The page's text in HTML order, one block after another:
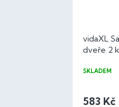
vidaXL
dveře 2
SKLADEM
583 Kč